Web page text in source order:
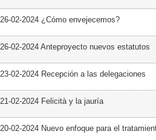
26-02-2024 ¿Cómo envejecemos?
26-02-2024 Anteproyecto nuevos estatutos
23-02-2024 Recepción a las delegaciones
21-02-2024 Felicità y la jauría
20-02-2024 Nuevo enfoque para el